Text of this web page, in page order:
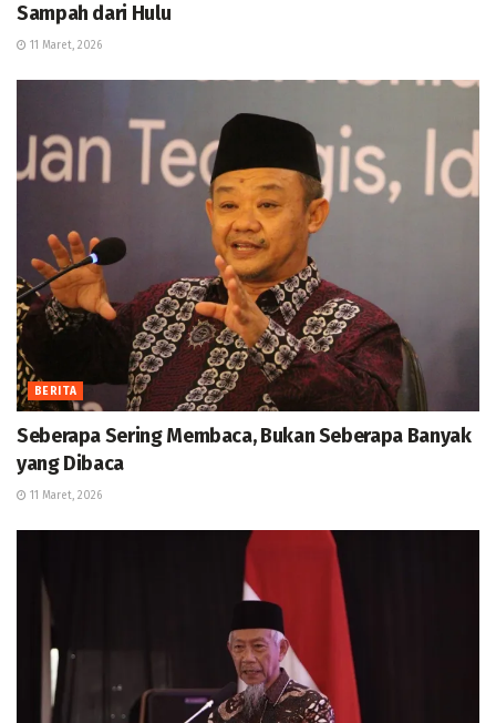
Sampah dari Hulu
11 Maret, 2026
BERITA
Seberapa Sering Membaca, Bukan Seberapa Banyak
yang Dibaca
11 Maret, 2026